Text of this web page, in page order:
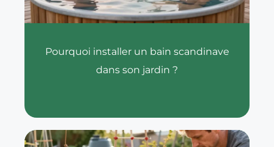
Pourquoi installer un bain scandinave
dans son jardin ?